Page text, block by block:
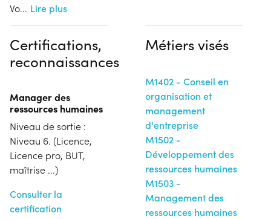
Vo... Lire plus
Certifications,
reconnaissances
Manager des
ressources humaines
Niveau de sortie :
Niveau 6. (Licence,
Licence pro, BUT,
maîtrise ...)
Consulter la
certification
Métiers visés
M1402 - Conseil en
organisation et
management
d'entreprise
M1502 -
Développement des
ressources humaines
M1503 -
Management des
ressources humaines